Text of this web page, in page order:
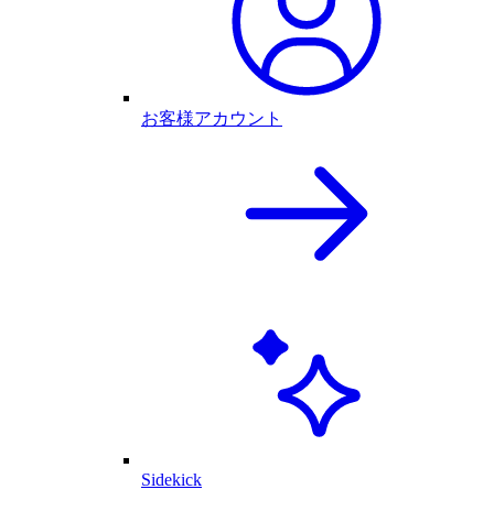
お客様アカウント
Sidekick